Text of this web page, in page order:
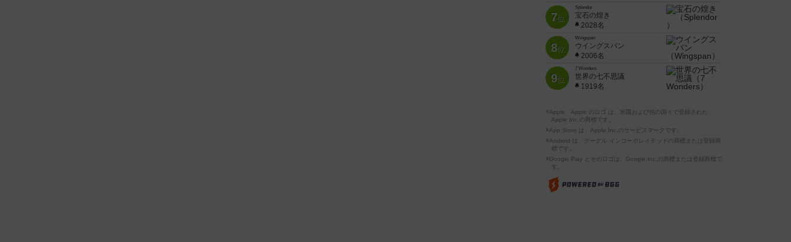
7位
Splendor
宝石の煌き
2028名
8位
Wingspan
ウイングスパン
2006名
9位
7 Wonders
世界の七不思議
1919名
※Apple、Apple のロゴ は、米国および他の国々で登録された
Apple Inc.の商標です。
※App Store は、Apple Inc.のサービスマークです。
※Android は、グーグル インコーポレイテッドの商標または登録商
標です。
※Google Play とそのロゴは、Google Inc.の商標または登録商標で
す。